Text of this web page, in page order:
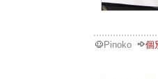
Pinoko 個